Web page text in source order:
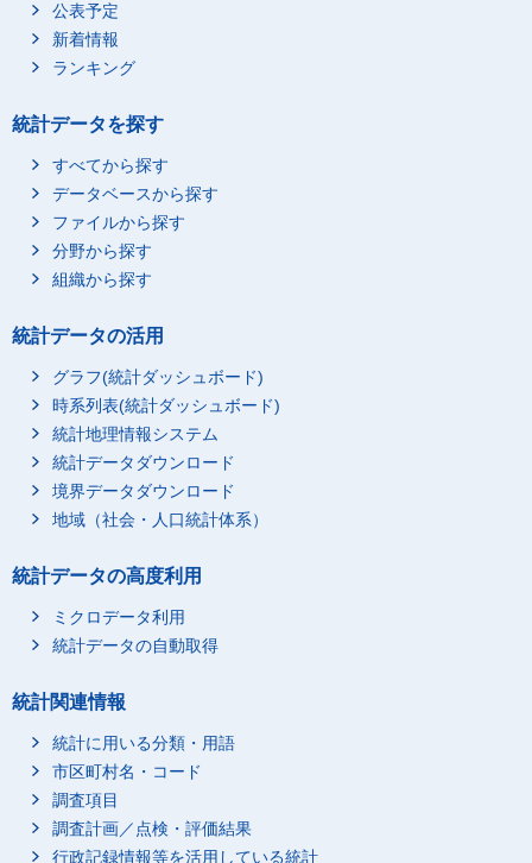
公表予定
新着情報
ランキング
統計データを探す
すべてから探す
データベースから探す
ファイルから探す
分野から探す
組織から探す
統計データの活用
グラフ(統計ダッシュボード)
時系列表(統計ダッシュボード)
統計地理情報システム
統計データダウンロード
境界データダウンロード
地域（社会・人口統計体系）
統計データの高度利用
ミクロデータ利用
統計データの自動取得
統計関連情報
統計に用いる分類・用語
市区町村名・コード
調査項目
調査計画／点検・評価結果
行政記録情報等を活用している統計